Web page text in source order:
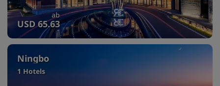
ab
USD 65.63
Ningbo
1 Hotels